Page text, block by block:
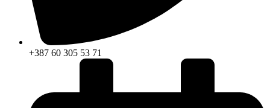
+387 60 305 53 71